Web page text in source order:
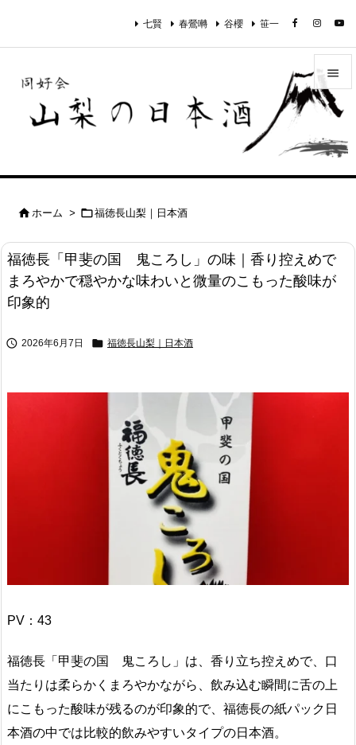



次へ

七賢 春鶯囀 谷櫻 笹一
 ホーム > 福徳長山梨｜日本酒
福徳長「甲斐の国 鬼ころし」の味｜香り控えめで
まろやかで穏やかな味わいと微量のこもった酸味が
印象的
 2026年6月7日  福徳長山梨｜日本酒
PV： 43
福徳長「甲斐の国 鬼ころし」は、香り立ち控えめで、口
当たりは柔らかくまろやかながら、飲み込む瞬間に舌の上
にこもった酸味が残るのが印象的で、福徳長の紙パック日
本酒の中では比較的飲みやすいタイプの日本酒。